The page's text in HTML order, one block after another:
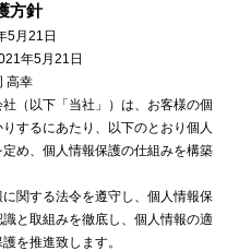
方針
5月21日
年5月21日
高幸
（以下「当社」）は、お客様の個
するにあたり、以下のとおり個人
め、個人情報保護の仕組みを構築
関する法令を遵守し、個人情報保
と取組みを徹底し、個人情報の適
を推進致します。